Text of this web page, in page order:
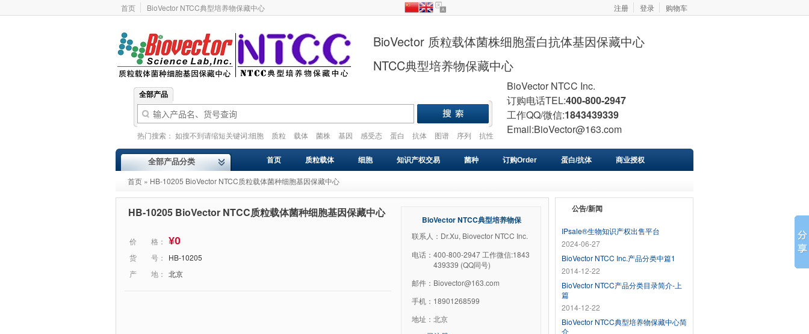
首页 BioVector NTCC典型培养物保藏中心 注册 登录 购物车
BioVector 质粒载体菌株细胞蛋白抗体基因保藏中心
NTCC典型培养物保藏中心
全部产品
热门搜索： 如搜不到请缩短关键词:细胞 质粒 载体 菌株 基因 感受态 蛋白 抗体 图谱 序列
抗性
BioVector NTCC Inc.
订购电话TEL:400-800-2947
工作QQ/微信:1843439339
Email:BioVector@163.com
全部产品分类 首页 质粒载体 细胞 知识产权交易 菌种 订购Order 蛋白/抗体 商业授权
基因库 感受态
首页 » HB-10205 BioVector NTCC质粒载体菌种细胞基因保藏中心
HB-10205 BioVector NTCC质粒载体菌种细胞基因保藏中心
价 格： ¥0
货 号：
HB-10205
产 地： 北京
BioVector NTCC典型培养物保
联系人：Dr.Xu, Biovector NTCC Inc.
电话： 400-800-2947 工作微信:1843
439339 (QQ同号)
邮件： Biovector@163.com
手机： 18901268599
地址： 北京
公告/新闻
IPsale®生物知识产权出售平台
2024-06-27
BioVector NTCC Inc.产品分类中篇1
2014-12-22
BioVector NTCC产品分类目录简介-上
篇
2014-12-22
BioVector NTCC典型培养物保藏中心简
介